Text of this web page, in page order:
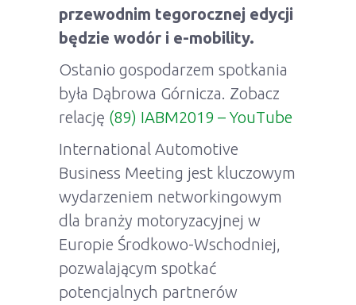
przewodnim tegorocznej edycji
będzie wodór i e-mobility.
Ostanio gospodarzem spotkania
była Dąbrowa Górnicza. Zobacz
relację (89) IABM2019 – YouTube
International Automotive
Business Meeting jest kluczowym
wydarzeniem networkingowym
dla branży motoryzacyjnej w
Europie Środkowo-Wschodniej,
pozwalającym spotkać
potencjalnych partnerów